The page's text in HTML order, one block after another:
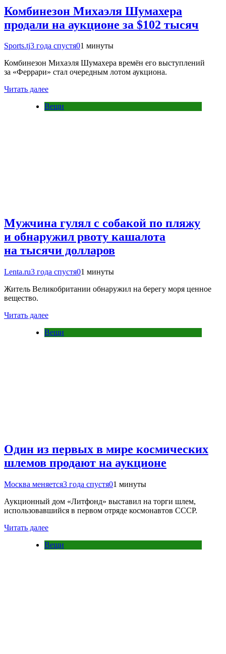
Комбинезон Михаэля Шумахера
продали на аукционе за $102 тысяч
Sports.tj3 года спустя01 минуты
Комбинезон Михаэля Шумахера времён его выступлений
за «Феррари» стал очередным лотом аукциона.
Читать далее
Вещи
Мужчина гулял с собакой по пляжу
и обнаружил рвоту кашалота
на тысячи долларов
Lenta.ru3 года спустя01 минуты
Житель Великобритании обнаружил на берегу моря ценное
вещество.
Читать далее
Вещи
Один из первых в мире космических
шлемов продают на аукционе
Москва меняется3 года спустя01 минуты
Аукционный дом «Литфонд» выставил на торги шлем,
использовавшийся в первом отряде космонавтов СССР.
Читать далее
Вещи